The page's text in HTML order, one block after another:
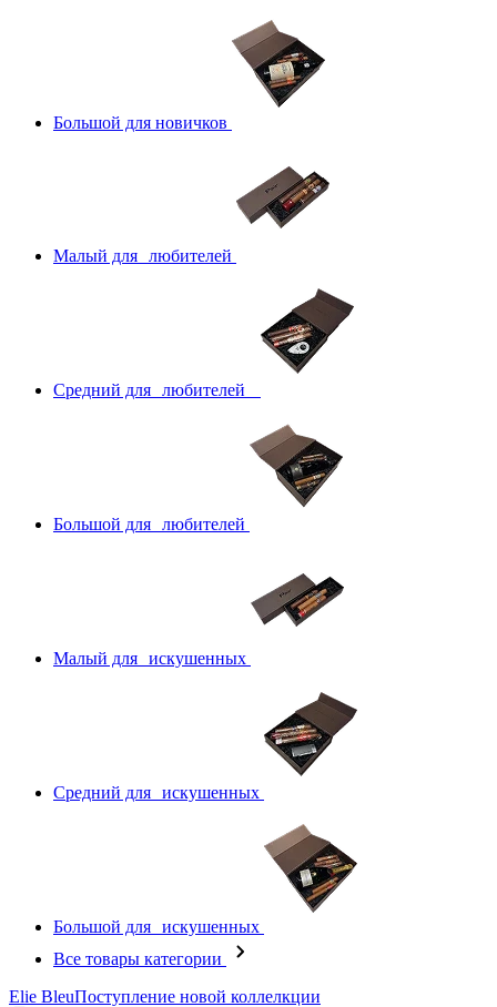
Большой для новичков
Малый для любителей
Средний для любителей
Большой для любителей
Малый для искушенных
Средний для искушенных
Большой для искушенных
Все товары категории
Elie BleuПоступление новой коллелкции